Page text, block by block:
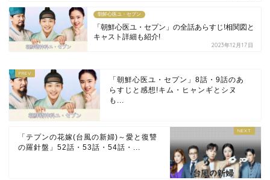
朝鮮心医ユ・セプン
「朝鮮心医ユ・セプン」の全話あらすじ!相関図と
キャスト詳細も紹介!
2023年12月17日
「朝鮮心医ユ・セプン」8話・9話のあ
らすじと感想!キム・ヒャンギとシヌ
も...
「テプンの花嫁(台風の新婦)～愛と復讐
の羅針盤」52話・53話・54話・...